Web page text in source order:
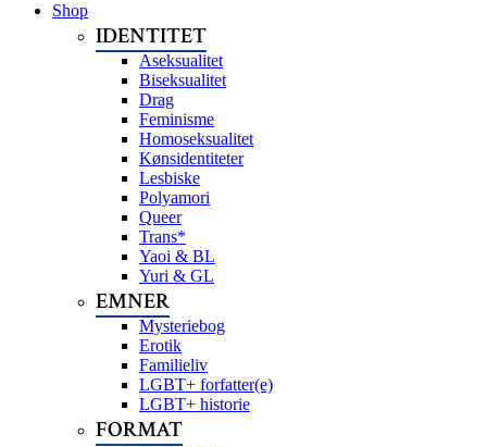
Shop
IDENTITET
Aseksualitet
Biseksualitet
Drag
Feminisme
Homoseksualitet
Kønsidentiteter
Lesbiske
Polyamori
Queer
Trans*
Yaoi & BL
Yuri & GL
EMNER
Mysteriebog
Erotik
Familieliv
LGBT+ forfatter(e)
LGBT+ historie
FORMAT